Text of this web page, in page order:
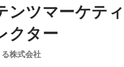
ンツマーケテ
クター
株式会社